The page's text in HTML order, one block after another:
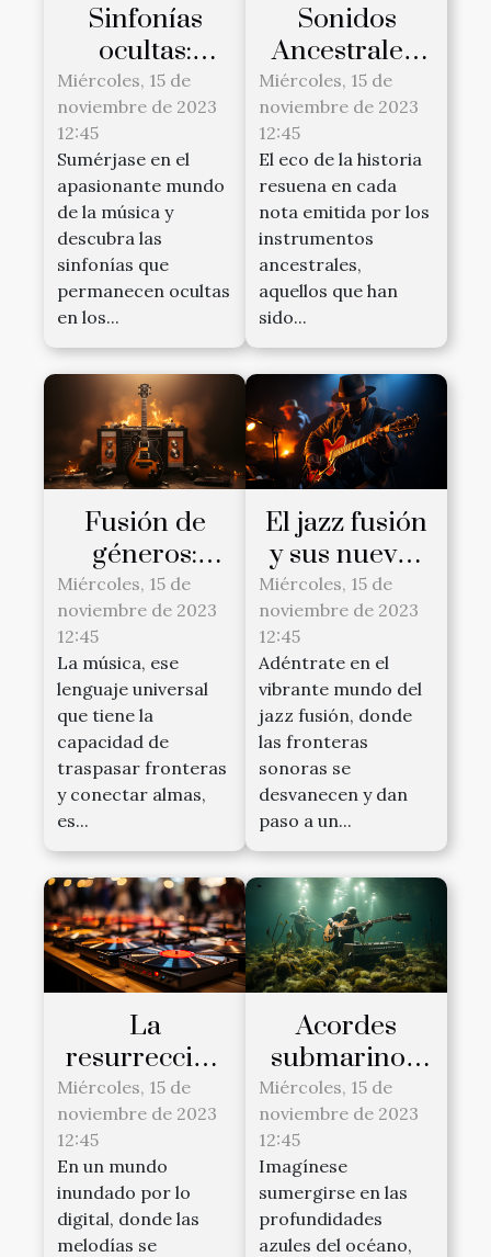
Sinfonías
ocultas:
Descubre
instrumentos
musicales
insólitos
Miércoles, 15 de
noviembre de 2023
12:45
Sumérjase en el
apasionante mundo
de la música y
descubra las
sinfonías que
permanecen ocultas
en los...
Sonidos
Ancestrales:
Instrumentos
Olvidados
Reviven
Miércoles, 15 de
noviembre de 2023
12:45
El eco de la historia
resuena en cada
nota emitida por los
instrumentos
ancestrales,
aquellos que han
sido...
Fusión de
géneros:
cuando la
música
rompe
esquemas
Miércoles, 15 de
noviembre de 2023
12:45
La música, ese
lenguaje universal
que tiene la
capacidad de
traspasar fronteras
y conectar almas,
es...
El jazz fusión
y sus nuevos
horizontes
sonoros
Miércoles, 15 de
noviembre de 2023
12:45
Adéntrate en el
vibrante mundo del
jazz fusión, donde
las fronteras
sonoras se
desvanecen y dan
paso a un...
La
resurrección
del vinilo en
la era digital
Miércoles, 15 de
noviembre de 2023
12:45
En un mundo
inundado por lo
digital, donde las
melodías se
Acordes
submarinos:
Conciertos
bajo el agua
Miércoles, 15 de
noviembre de 2023
12:45
Imagínese
sumergirse en las
profundidades
azules del océano,